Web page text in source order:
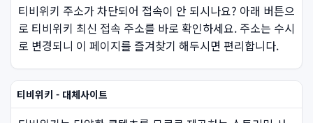
티비위키 주소가 차단되어 접속이 안 되시나요? 아래 버튼으
로 티비위키 최신 접속 주소를 바로 확인하세요. 주소는 수시
로 변경되니 이 페이지를 즐겨찾기 해두시면 편리합니다.
티비위키 - 대체사이트